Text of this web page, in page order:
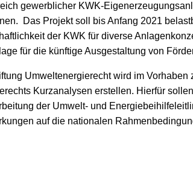
gewerblicher KWK-
Das Projekt soll bis Anfang 2021
der KWK für diverse
für die künftige Ausgestaltung von
Umweltenergierecht wird im
Kurzanalysen erstellen. Hierfür
der Umwelt- und
auf die nationalen